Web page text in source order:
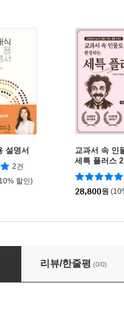
설명서
2건
할인)
교과서 속 인
세특 플러스 2
28,800원
중학생화학대회 기출문제
리뷰/한줄평 (0/0)